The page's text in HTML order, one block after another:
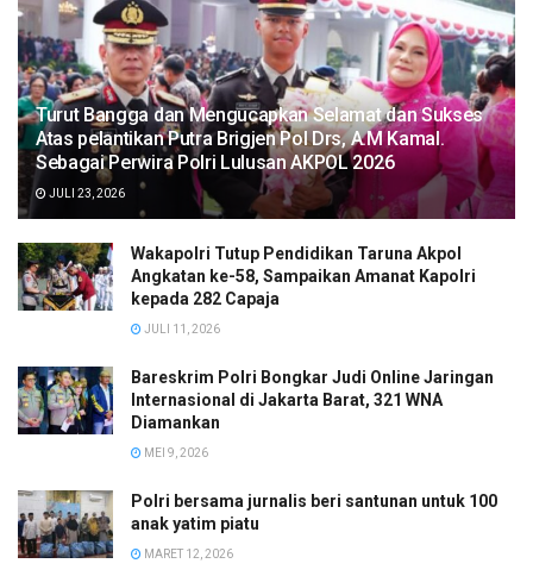
Turut Bangga dan Mengucapkan Selamat dan Sukses
Atas pelantikan Putra Brigjen Pol Drs, A.M Kamal.
Sebagai Perwira Polri Lulusan AKPOL 2026
JULI 23, 2026
Wakapolri Tutup Pendidikan Taruna Akpol
Angkatan ke-58, Sampaikan Amanat Kapolri
kepada 282 Capaja
JULI 11, 2026
Bareskrim Polri Bongkar Judi Online Jaringan
Internasional di Jakarta Barat, 321 WNA
Diamankan
MEI 9, 2026
Polri bersama jurnalis beri santunan untuk 100
anak yatim piatu
MARET 12, 2026